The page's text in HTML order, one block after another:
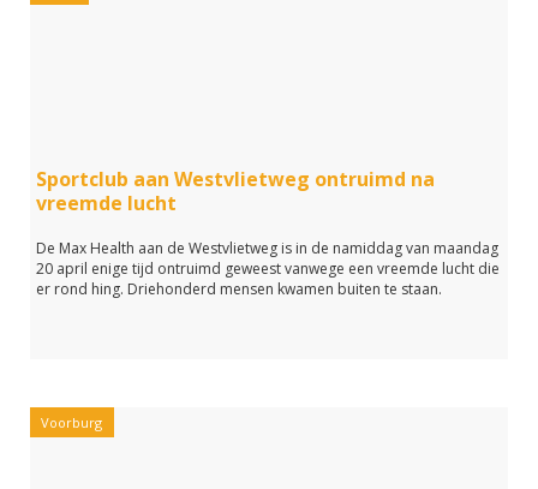
Sportclub aan Westvlietweg ontruimd na
vreemde lucht
De Max Health aan de Westvlietweg is in de namiddag van maandag
20 april enige tijd ontruimd geweest vanwege een vreemde lucht die
er rond hing. Driehonderd mensen kwamen buiten te staan.
Voorburg